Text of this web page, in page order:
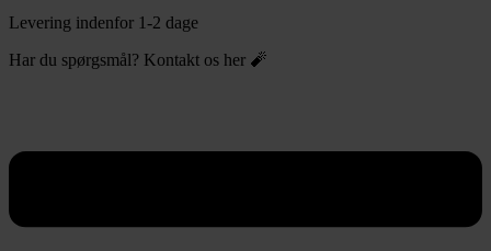
Levering indenfor 1-2 dage
Har du spørgsmål? Kontakt os her 🧨